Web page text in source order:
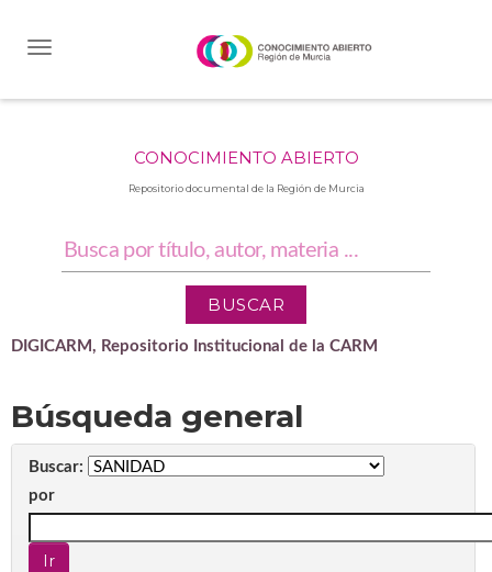
CONOCIMIENTO ABIERTO
Repositorio documental de la Región de Murcia
DIGICARM, Repositorio Institucional de la CARM
Búsqueda general
Buscar:
por